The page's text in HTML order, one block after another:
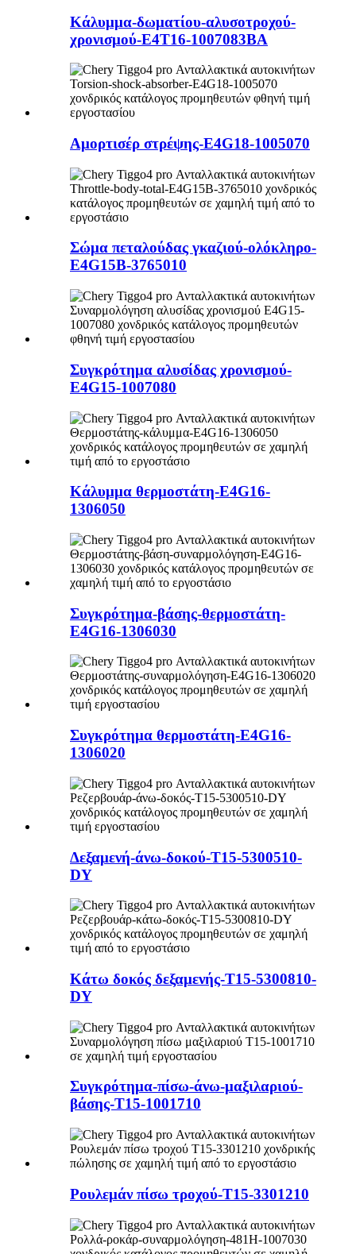
Κάλυμμα-δωματίου-αλυσοτροχού-
χρονισμού-E4T16-1007083BA
Αμορτισέρ στρέψης-E4G18-1005070
Σώμα πεταλούδας γκαζιού-ολόκληρο-
E4G15B-3765010
Συγκρότημα αλυσίδας χρονισμού-
E4G15-1007080
Κάλυμμα θερμοστάτη-E4G16-
1306050
Συγκρότημα-βάσης-θερμοστάτη-
E4G16-1306030
Συγκρότημα θερμοστάτη-E4G16-
1306020
Δεξαμενή-άνω-δοκού-T15-5300510-
DY
Κάτω δοκός δεξαμενής-T15-5300810-
DY
Συγκρότημα-πίσω-άνω-μαξιλαριού-
βάσης-T15-1001710
Ρουλεμάν πίσω τροχού-T15-3301210